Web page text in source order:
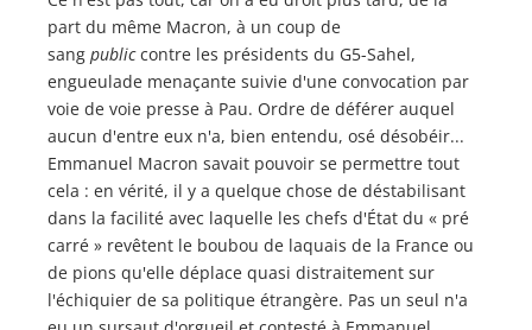
part du même Macron, à un coup de
sang publiccontre les présidents du G5-Sahel,
engueulade menaçante suivie d'une convocation par
voie de voie presse à Pau. Ordre de déférer auquel
aucun d'entre eux n'a, bien entendu, osé désobéir...
Emmanuel Macron savait pouvoir se permettre tout
cela : en vérité, il y a quelque chose de déstabilisant
dans la facilité avec laquelle les chefs d'État du « pré
carré » revêtent le boubou de laquais de la France ou
de pions qu'elle déplace quasi distraitement sur
l'échiquier de sa politique étrangère. Pas un seul n'a